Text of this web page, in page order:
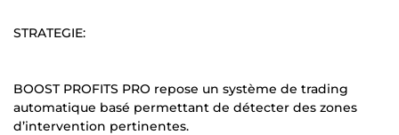
STRATEGIE:
BOOST PROFITS PRO repose un système de trading
automatique basé permettant de détecter des zones
d’intervention pertinentes.